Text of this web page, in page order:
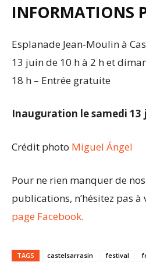
INFORMATIONS
Esplanade Jean-Moulin à
13 juin de 10 h à 2 h et
18 h – Entrée gratuite
Inauguration le samedi 13
Crédit photo Miguel Ángel
Pour ne rien manquer de
publications, n’hésitez pas à
page Facebook.
TAGS castelsarrasin festival